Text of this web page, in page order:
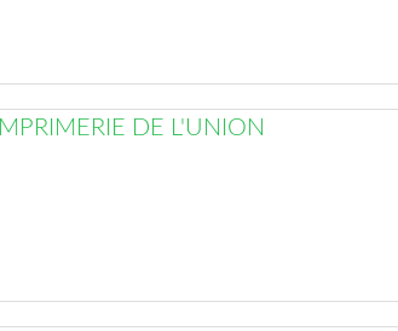
IMPRIMERIE DE L'UNION